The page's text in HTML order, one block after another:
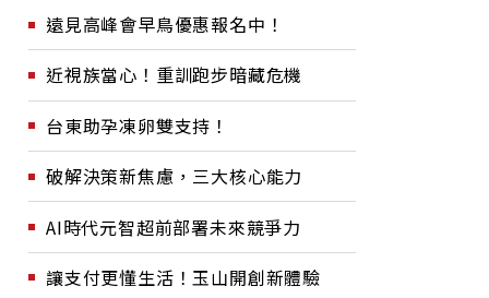
遠見高峰會早鳥優惠報名中！
近視族當心！重訓跑步暗藏危機
台東助孕凍卵雙支持！
破解決策新焦慮，三大核心能力
AI時代元智超前部署未來競爭力
讓支付更懂生活！玉山開創新體驗